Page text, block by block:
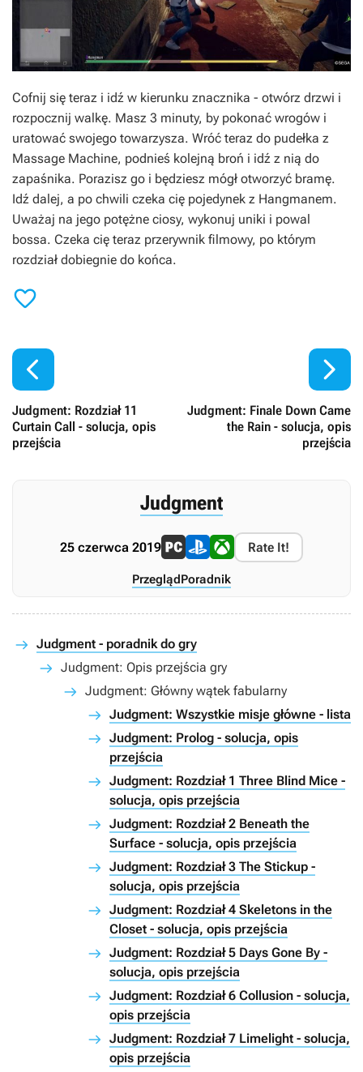
Cofnij się teraz i idź w kierunku znacznika - otwórz drzwi i
rozpocznij walkę. Masz 3 minuty, by pokonać wrogów i
uratować swojego towarzysza. Wróć teraz do pudełka z
Massage Machine, podnieś kolejną broń i idź z nią do
zapaśnika. Porazisz go i będziesz mógł otworzyć bramę.
Idź dalej, a po chwili czeka cię pojedynek z Hangmanem.
Uważaj na jego potężne ciosy, wykonuj uniki i powal
bossa. Czeka cię teraz przerywnik filmowy, po którym
rozdział dobiegnie do końca.


Judgment: Rozdział 11
Curtain Call - solucja, opis
przejścia
Judgment: Finale Down Came
the Rain - solucja, opis
przejścia

Judgment
25 czerwca 2019 Rate It!
PrzeglądPoradnik
Judgment - poradnik do gry
Judgment: Opis przejścia gry
Judgment: Główny wątek fabularny
Judgment: Wszystkie misje główne - lista
Judgment: Prolog - solucja, opis
przejścia
Judgment: Rozdział 1 Three Blind Mice -
solucja, opis przejścia
Judgment: Rozdział 2 Beneath the
Surface - solucja, opis przejścia
Judgment: Rozdział 3 The Stickup -
solucja, opis przejścia
Judgment: Rozdział 4 Skeletons in the
Closet - solucja, opis przejścia
Judgment: Rozdział 5 Days Gone By -
solucja, opis przejścia
Judgment: Rozdział 6 Collusion - solucja,
opis przejścia
Judgment: Rozdział 7 Limelight - solucja,
opis przejścia